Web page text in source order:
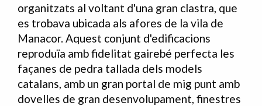
organitzats al voltant d'una gran clastra, que
es trobava ubicada als afores de la vila de
Manacor. Aquest conjunt d'edificacions
reproduïa amb fidelitat gairebé perfecta les
façanes de pedra tallada dels models
catalans, amb un gran portal de mig punt amb
dovelles de gran desenvolupament, finestres